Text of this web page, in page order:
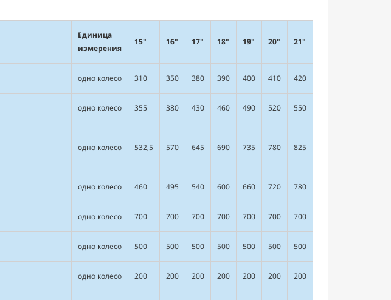
Единица
измерения
15" 16" 17" 18" 19" 20" 21"
одно колесо 310 350 380 390 400 410 420
одно колесо 355 380 430 460 490 520 550
одно колесо 532,5 570 645 690 735 780 825
одно колесо 460 495 540 600 660 720 780
одно колесо 700 700 700 700 700 700 700
одно колесо 500 500 500 500 500 500 500
одно колесо 200 200 200 200 200 200 200